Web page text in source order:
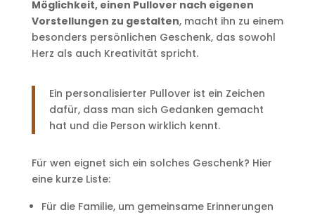
Möglichkeit, einen Pullover nach eigenen
Vorstellungen zu gestalten, macht ihn zu einem
besonders persönlichen Geschenk, das sowohl
Herz als auch Kreativität spricht.
Ein personalisierter Pullover ist ein Zeichen
dafür, dass man sich Gedanken gemacht
hat und die Person wirklich kennt.
Für wen eignet sich ein solches Geschenk? Hier
eine kurze Liste:
Für die Familie, um gemeinsame Erinnerungen